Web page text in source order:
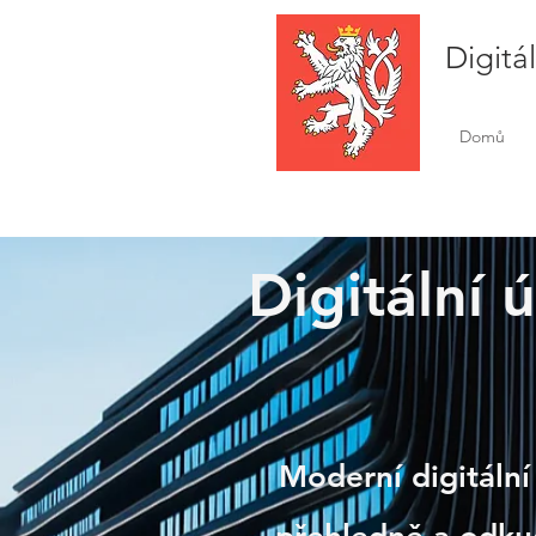
Domů
Digitální
Moderní